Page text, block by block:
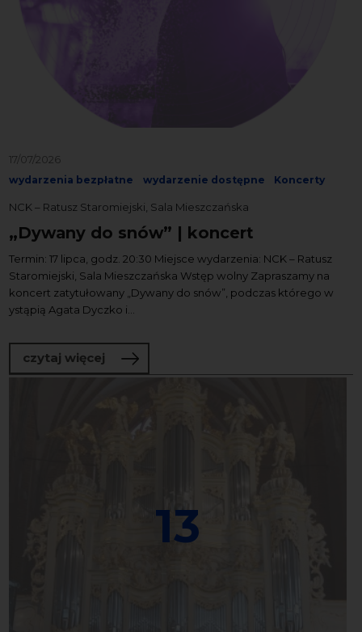
17/07/2026
wydarzenia bezpłatne wydarzenie dostępne Koncerty
NCK – Ratusz Staromiejski, Sala Mieszczańska
„Dywany do snów” | koncert
Termin: 17 lipca, godz. 20:30 Miejsce wydarzenia: NCK – Ratusz
Staromiejski, Sala Mieszczańska Wstęp wolny Zapraszamy na
koncert zatytułowany „Dywany do snów”, podczas którego w
ystąpią Agata Dyczko i...
czytaj więcej o „Dywany do snów” | koncert
13